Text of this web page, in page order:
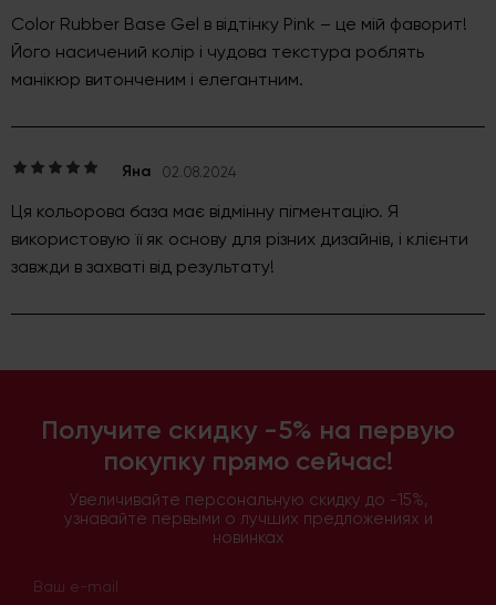
Color Rubber Base Gel в відтінку Pink – це мій фаворит!
Його насичений колір і чудова текстура роблять
манікюр витонченим і елегантним.
Яна 02.08.2024
Ця кольорова база має відмінну пігментацію. Я
використовую її як основу для різних дизайнів, і клієнти
завжди в захваті від результату!
Получите скидку -5% на первую
покупку прямо сейчас!
Увеличивайте персональную скидку до -15%,
узнавайте первыми о лучших предложениях и
новинках